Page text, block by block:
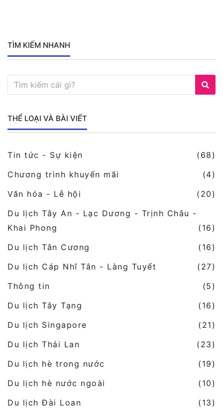
TÌM KIẾM NHANH
THỂ LOẠI VÀ BÀI VIẾT
Tin tức - Sự kiện
(68)
Chương trình khuyến mãi
(4)
Văn hóa - Lễ hội
(20)
Du lịch Tây An - Lạc Dương - Trịnh Châu -
Khai Phong
(16)
Du lịch Tân Cương
(16)
Du lịch Cáp Nhĩ Tân - Làng Tuyết
(27)
Thông tin
(5)
Du lịch Tây Tạng
(16)
Du lịch Singapore
(21)
Du lịch Thái Lan
(23)
Du lịch hè trong nước
(19)
Du lịch hè nước ngoài
(10)
Du lịch Đài Loan
(13)